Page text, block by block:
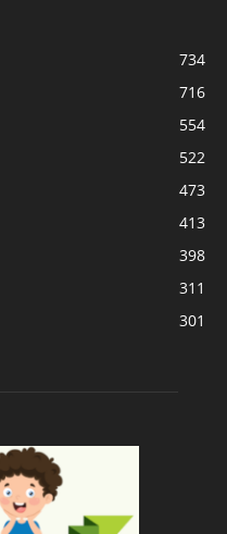
734
716
554
522
473
413
398
311
301